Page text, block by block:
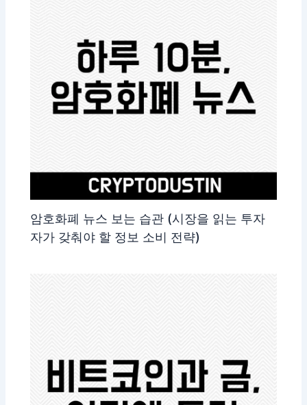
암호화폐 뉴스 보는 습관 (시장을 읽는 투자
자가 갖춰야 할 정보 소비 전략)